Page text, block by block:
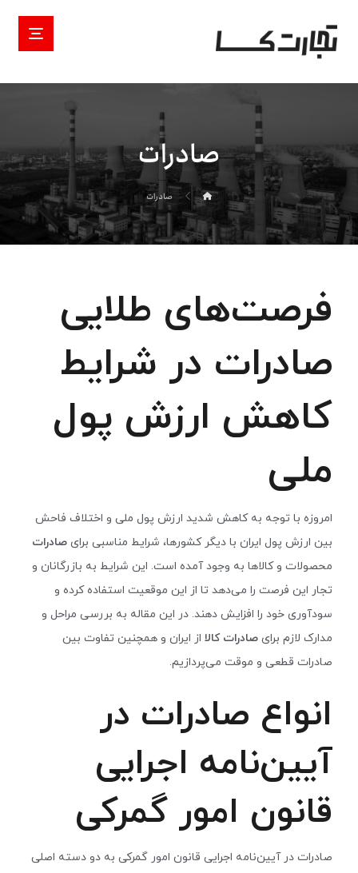
صادرات
صادرات
فرصت‌های طلایی
صادرات در شرایط
کاهش ارزش پول
ملی
امروزه با توجه به کاهش شدید ارزش پول ملی و اختلاف فاحش
بین ارزش پول ایران با دیگر کشورها، شرایط مناسبی برایصادرات
محصولات و کالاها به وجود آمده است. این شرایط به بازرگانان و
تجار این فرصت را می‌دهد تا از این موقعیت استفاده کرده و
سودآوری خود را افزایش دهند. در این مقاله به بررسی مراحل و
مدارک لازم برایصادرات کالا از ایران و همچنین تفاوت بین
صادرات قطعی و موقت می‌پردازیم.
انواع صادرات در
آیین‌نامه اجرایی
قانون امور گمرکی
صادرات در آیین‌نامه اجرایی قانون امور گمرکی به دو دسته اصلی